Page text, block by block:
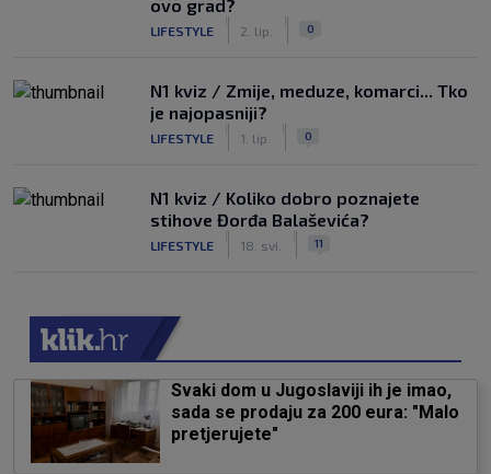
ovo grad?
LIFESTYLE 2. lip. 0
N1 kviz / Zmije, meduze, komarci... Tko
je najopasniji?
LIFESTYLE 1. lip. 0
N1 kviz / Koliko dobro poznajete
stihove Đorđa Balaševića?
LIFESTYLE 18. svi. 11
Svaki dom u Jugoslaviji ih je imao,
sada se prodaju za 200 eura: "Malo
pretjerujete"